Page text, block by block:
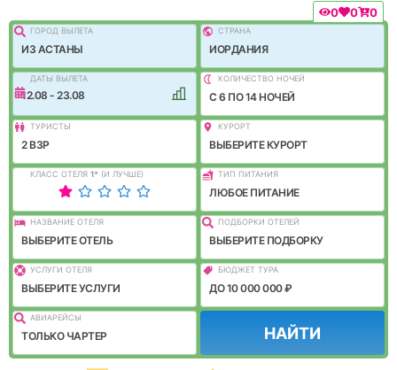
0 0 0
ГОРОД ВЫЛEТА
ИЗ АСТАНЫ
СТРАНА
ИОРДАНИЯ
ДАТЫ ВЫЛЕТА
12.08 - 23.08
КОЛИЧЕСТВО НОЧЕЙ
C 6 ПО 14 НОЧЕЙ
ТУРИСТЫ
2 ВЗР
КУРОРТ
ВЫБЕРИТЕ КУРОРТ
КЛАСС ОТЕЛЯ 1* (И ЛУЧШЕ) ТИП ПИТАНИЯ
ЛЮБОЕ ПИТАНИЕ
НАЗВАНИЕ ОТЕЛЯ
ВЫБЕРИТЕ ОТЕЛЬ
ПОДБОРКИ ОТЕЛЕЙ
ВЫБЕРИТЕ ПОДБОРКУ
УСЛУГИ ОТЕЛЯ
ВЫБЕРИТЕ УСЛУГИ
БЮДЖЕТ ТУРА
ДО 10 000 000 ₽
АВИАРЕЙСЫ
ТОЛЬКО ЧАРТЕР НАЙТИ